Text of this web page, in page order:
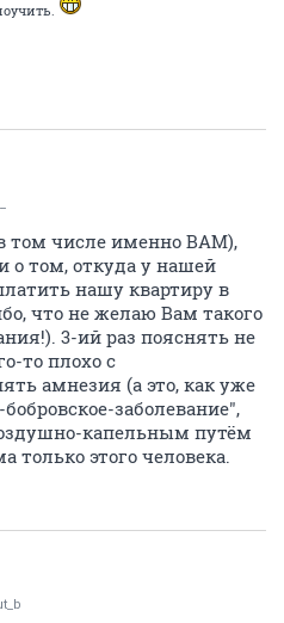
том числе именно ВАМ),
о том, откуда у нашей
нашу квартиру в
что не желаю Вам такого
3-ий раз пояснять не
то плохо с
амнезия (а это, как уже
заболевание",
капельным путём
только этого человека.